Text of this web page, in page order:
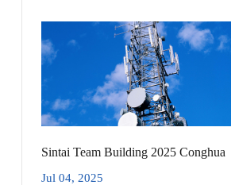
Sintai Team Building 2025 Conghua
Jul 04, 2025